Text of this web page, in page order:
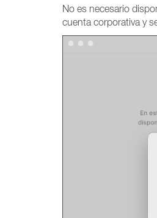
No es necesario
cuenta corporativa y